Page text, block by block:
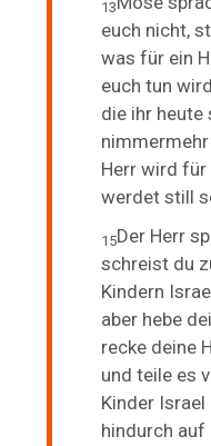
13
euch nicht,
was für ein
euch tun
die ihr heute
Herr wird für
werdet still
15Der Herr
schreist du
Kindern
aber hebe
recke deine
und teile es
Kinder
hindurch auf